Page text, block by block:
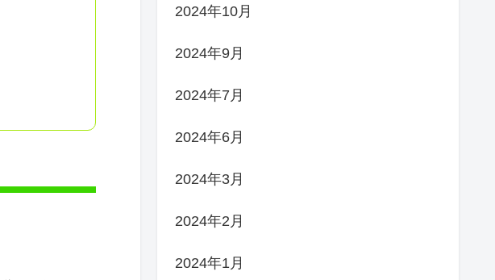
2024年10月
2024年9月
2024年7月
2024年6月
2024年3月
2024年2月
2024年1月